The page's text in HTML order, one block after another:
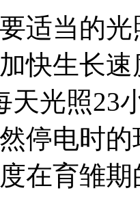
适当的
快生长
天光照23
停电时
在育雏